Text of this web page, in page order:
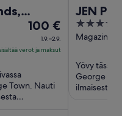
Hinta
100 €
ajalle
100 €
1.9.–2.9.
verot ja maksut
Town. Nauti
JEN
4
out
5
Magazine
Yövy tässä
George
ilmaisesta